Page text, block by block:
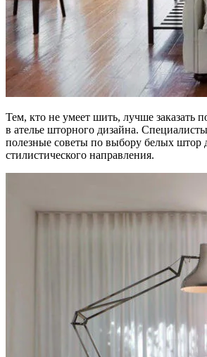
Тем, кто не умеет шить, лучше заказать
в ателье шторного дизайна.
полезные советы по выбору белых штор
стилистического направления.